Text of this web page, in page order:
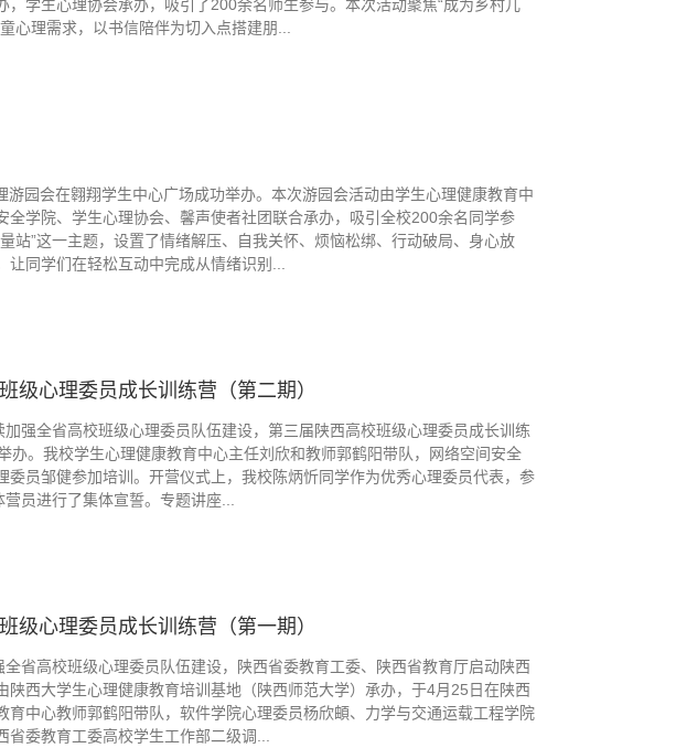
学生心理协会承办，吸引了200余名师生参与。本次活动聚焦“成为乡村儿
心理需求，以书信陪伴为切入点搭建朋...
游园会在翱翔学生中心广场成功举办。本次游园会活动由学生心理健康教育中
全学院、学生心理协会、馨声使者社团联合承办，吸引全校200余名同学参
站”这一主题，设置了情绪解压、自我关怀、烦恼松绑、行动破局、身心放
同学们在轻松互动中完成从情绪识别...
级心理委员成长训练营（第二期）
强全省高校班级心理委员队伍建设，第三届陕西高校班级心理委员成长训练
办。我校学生心理健康教育中心主任刘欣和教师郭鹤阳带队，网络空间安全
委员邹健参加培训。开营仪式上，我校陈炳忻同学作为优秀心理委员代表，参
员进行了集体宣誓。‌专题讲座...
级心理委员成长训练营（第一期）
省高校班级心理委员队伍建设，陕西省委教育工委、陕西省教育厅启动陕西
西大学生心理健康教育培训基地（陕西师范大学）承办，于4月25日在陕西
育中心教师郭鹤阳带队，软件学院心理委员杨欣頔、力学与交通运载工程学院
委教育工委高校学生工作部二级调...